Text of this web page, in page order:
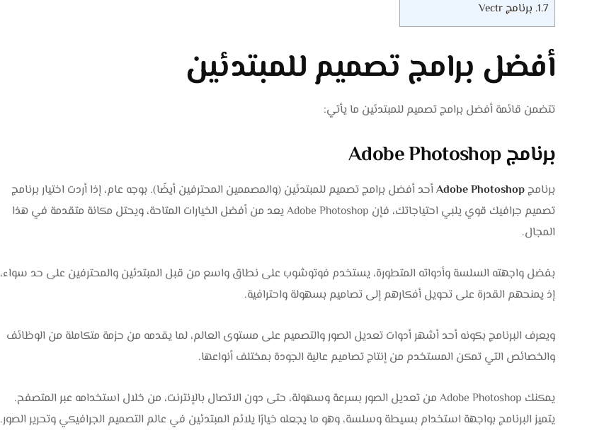
1.7. برنامج Vectr
أفضل برامج تصميم للمبتدئين
تتضمن قائمة أفضل برامج تصميم للمبتدئين ما يأتي:
برنامج Adobe Photoshop
برنامجAdobe Photoshopأحد أفضل برامج تصميم للمبتدئين (والمصممين المحترفين أيضًا). بوجه عام، إذا أردت اختيار برنامج
تصميم جرافيك قوي يلبي احتياجاتك، فإن Adobe Photoshop يعد من أفضل الخيارات المتاحة، ويحتل مكانة متقدمة في هذا
المجال.
بفضل واجهته السلسة وأدواته المتطورة، يستخدم فوتوشوب على نطاق واسع من قبل المبتدئين والمحترفين على حد سواء،
إذ يمنحهم القدرة على تحويل أفكارهم إلى تصاميم بسهولة واحترافية.
ويعرف البرنامج بكونه أحد أشهر أدوات تعديل الصور والتصميم على مستوى العالم، لما يقدمه من حزمة متكاملة من الوظائف
والخصائص التي تمكن المستخدم من إنتاج تصاميم عالية الجودة بمختلف أنواعها.
يمكنك Adobe Photoshop من تعديل الصور بسرعة وسهولة، حتى دون الاتصال بالإنترنت، من خلال استخدامه عبر المتصفح.
يتميز البرنامج بواجهة استخدام بسيطة وسلسة، وهو ما يجعله خيارًا يلائم المبتدئين في عالم التصميم الجرافيكي وتحرير الصور.